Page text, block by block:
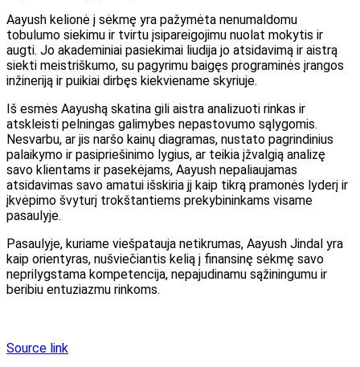
Aayush kelionė į sėkmę yra pažymėta nenumaldomu
tobulumo siekimu ir tvirtu įsipareigojimu nuolat mokytis ir
augti. Jo akademiniai pasiekimai liudija jo atsidavimą ir aistrą
siekti meistriškumo, su pagyrimu baigęs programinės įrangos
inžineriją ir puikiai dirbęs kiekviename skyriuje.
Iš esmės Aayushą skatina gili aistra analizuoti rinkas ir
atskleisti pelningas galimybes nepastovumo sąlygomis.
Nesvarbu, ar jis naršo kainų diagramas, nustato pagrindinius
palaikymo ir pasipriešinimo lygius, ar teikia įžvalgią analizę
savo klientams ir pasekėjams, Aayush nepaliaujamas
atsidavimas savo amatui išskiria jį kaip tikrą pramonės lyderį ir
įkvėpimo švyturį trokštantiems prekybininkams visame
pasaulyje.
Pasaulyje, kuriame viešpatauja netikrumas, Aayush Jindal yra
kaip orientyras, nušviečiantis kelią į finansinę sėkmę savo
neprilygstama kompetencija, nepajudinamu sąžiningumu ir
beribiu entuziazmu rinkoms.
Source link